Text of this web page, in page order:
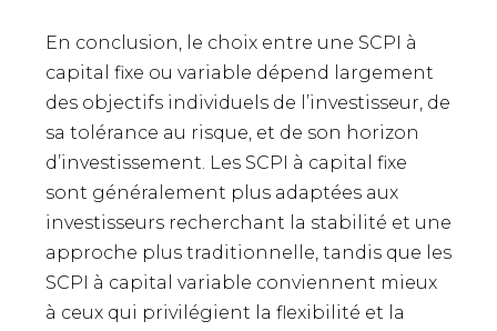
En conclusion, le choix entre une SCPI à
capital fixe ou variable dépend largement
des objectifs individuels de l’investisseur, de
sa tolérance au risque, et de son horizon
d’investissement. Les SCPI à capital fixe
sont généralement plus adaptées aux
investisseurs recherchant la stabilité et une
approche plus traditionnelle, tandis que les
SCPI à capital variable conviennent mieux
à ceux qui privilégient la flexibilité et la